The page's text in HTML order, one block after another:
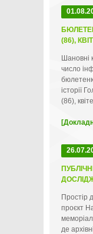
(86),
Шановні
число
історії
(86),
Простір
проєкт
де